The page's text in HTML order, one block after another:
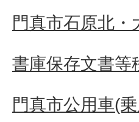
門真市石原北
書庫保存文書等
門真市公用車(